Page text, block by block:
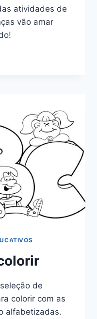
atividades de
vão amar
de
colorir com as
alfabetizadas.